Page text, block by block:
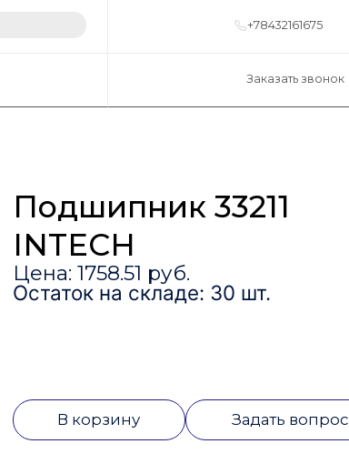
+78432161675
Заказать звонок
Подшипник 33211
INTECH
Цена: 1758.51 руб.
Остаток на складе: 30 шт.
В корзину Задать вопрос